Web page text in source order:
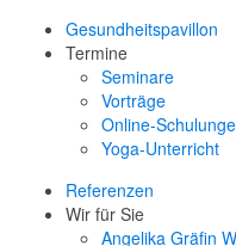
Gesundheitspavillon
Termine
Seminare
Vorträge
Online-
Yoga-Unterricht
Referenzen
Wir für Sie
Angelika Gräfin